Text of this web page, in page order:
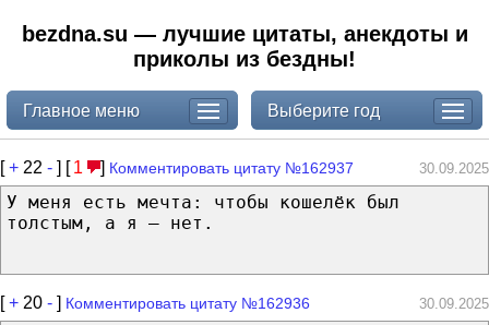
bezdna.su — лучшие цитаты, анекдоты и
приколы из бездны!
Главное меню Выберите год
[+ 22 - ] [ 1 ] Комментировать цитату №162937 30.09.2025
У меня есть мечта: чтобы кошелёк был
толстым, а я — нет.
[+ 20 - ] Комментировать цитату №162936 30.09.2025